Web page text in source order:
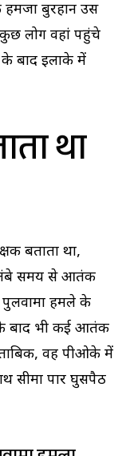
हमजा बुरहान उस
लोग वहां पहुंचे
बाद इलाके में
था
बताता था,
समय से आतंकी
पुलवामा हमले के
बाद भी कई आतंकी
वह पीओके में
सीमा पार घुसपैठ